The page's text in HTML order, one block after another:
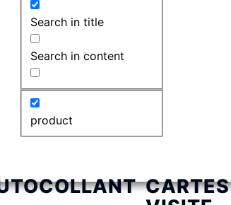
Search in title
Search in content
product